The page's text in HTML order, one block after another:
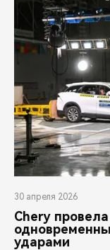
30 апреля 2026
Chery
ударами